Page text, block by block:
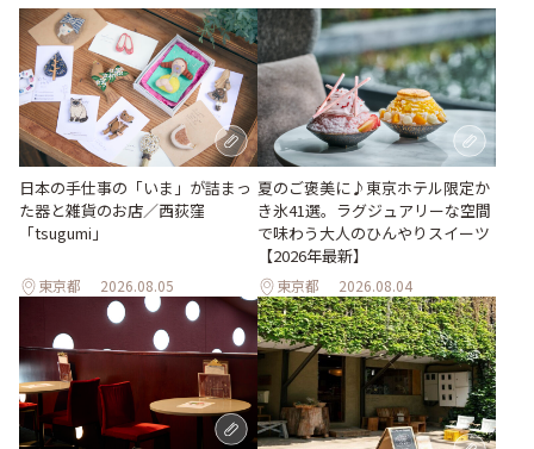
日本の手仕事の「いま」が詰まっ
た器と雑貨のお店／西荻窪
「tsugumi」
東京都 2026.08.05
夏のご褒美に♪東京ホテル限定か
き氷41選。ラグジュアリーな空間
で味わう大人のひんやりスイーツ
【2026年最新】
東京都 2026.08.04